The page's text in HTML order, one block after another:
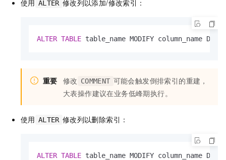
使用 ALTER 修改列以添加/修改索引：
ALTER TABLE table_name MODIFY column_name
重要 修改 COMMENT 可能会触发倒排索引的重建，
大表操作建议在业务低峰期执行。
使用 ALTER 修改列以删除索引：
ALTER TABLE table_name MODIFY column_name